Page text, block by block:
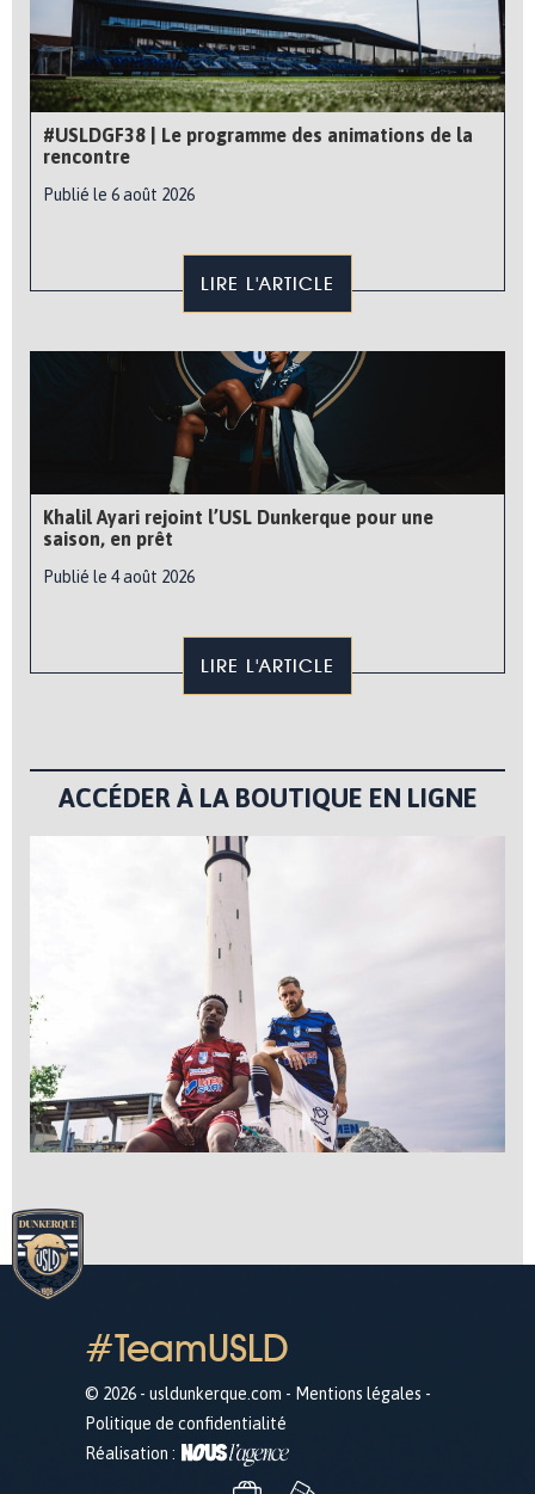
#USLDGF38 | Le programme des animations de la
rencontre
Publié le 6 août 2026
LIRE L'ARTICLE
Khalil Ayari rejoint l’USL Dunkerque pour une
saison, en prêt
Publié le 4 août 2026
LIRE L'ARTICLE
ACCÉDER À LA BOUTIQUE EN LIGNE
#TeamUSLD
© 2026 - usldunkerque.com - Mentions légales -
Politique de confidentialité
Réalisation :